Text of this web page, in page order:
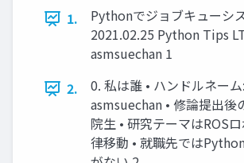
1.
Pythonでジョブキューシ
2021.02.25 Python Tips
asmsuechan 1
2.
0. 私は誰 • ハンドルネーム:
asmsuechan • 修論提出後
院生 • 研究テーマはROS
律移動 • 就職先では